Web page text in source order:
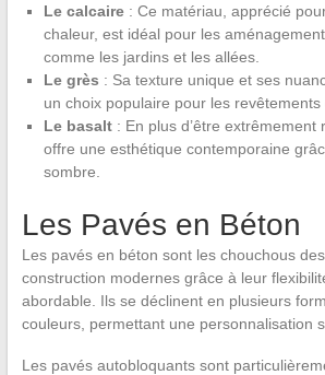
Le calcaire: Ce matériau, apprécié
chaleur, est idéal pour les
comme les jardins et les allées.
Le grès : Sa texture unique et ses
un choix populaire pour les revêtements
Le basalt: En plus d’être extrêmement
offre une esthétique contemporaine
sombre.
Les Pavés en Béton
Les pavés en béton sont les chouchous
construction modernes grâce à leur
abordable. Ils se déclinent en plusieurs
couleurs, permettant une personnalisation
Les pavés autobloquants sont